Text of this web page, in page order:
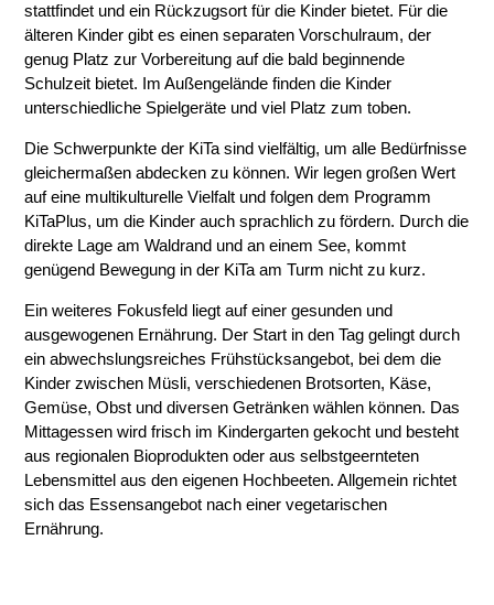
stattfindet und ein Rückzugsort für die Kinder bietet. Für die
älteren Kinder gibt es einen separaten Vorschulraum, der
genug Platz zur Vorbereitung auf die bald beginnende
Schulzeit bietet. Im Außengelände finden die Kinder
unterschiedliche Spielgeräte und viel Platz zum toben.
Die Schwerpunkte der KiTa sind vielfältig, um alle Bedürfnisse
gleichermaßen abdecken zu können. Wir legen großen Wert
auf eine multikulturelle Vielfalt und folgen dem Programm
KiTaPlus, um die Kinder auch sprachlich zu fördern. Durch die
direkte Lage am Waldrand und an einem See, kommt
genügend Bewegung in der KiTa am Turm nicht zu kurz.
Ein weiteres Fokusfeld liegt auf einer gesunden und
ausgewogenen Ernährung. Der Start in den Tag gelingt durch
ein abwechslungsreiches Frühstücksangebot, bei dem die
Kinder zwischen Müsli, verschiedenen Brotsorten, Käse,
Gemüse, Obst und diversen Getränken wählen können. Das
Mittagessen wird frisch im Kindergarten gekocht und besteht
aus regionalen Bioprodukten oder aus selbstgeernteten
Lebensmittel aus den eigenen Hochbeeten. Allgemein richtet
sich das Essensangebot nach einer vegetarischen
Ernährung.